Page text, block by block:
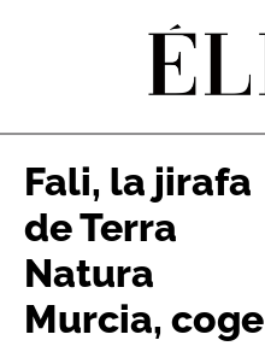
Fali, la jirafa
de Terra
Natura
Murcia, coge